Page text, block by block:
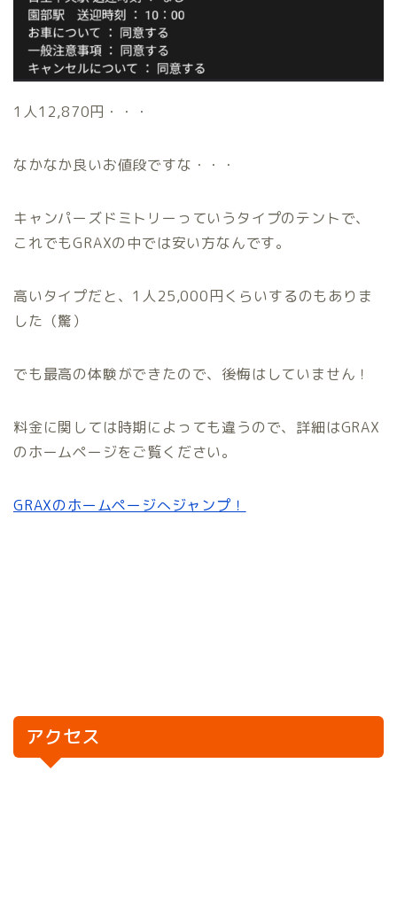
1人12,870円・・・
なかなか良いお値段ですな・・・
キャンパーズドミトリーっていうタイプのテントで、
これでもGRAXの中では安い方なんです。
高いタイプだと、1人25,000円くらいするのもありま
した（驚）
でも最高の体験ができたので、後悔はしていません！
料金に関しては時期によっても違うので、詳細はGRAX
のホームページをご覧ください。
GRAXのホームページへジャンプ！
アクセス